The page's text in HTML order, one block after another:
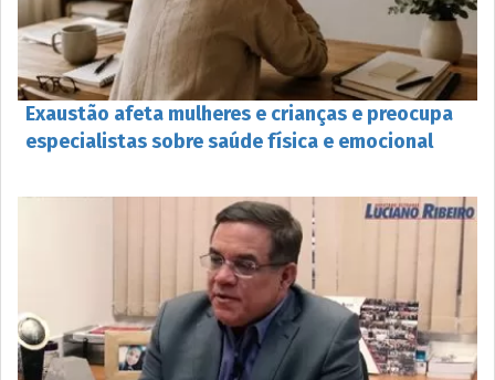
Exaustão afeta mulheres e crianças e preocupa
especialistas sobre saúde física e emocional